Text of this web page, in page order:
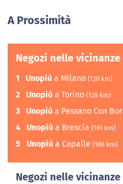
A Prossimità
Negozi nelle
1 Unopiù a Milano (120 km)
2 Unopiù a Torino (128 km)
3 Unopiù a Pessano Con
4 Unopiù a Brescia (161 km)
5 Unopiù a Capalle (186 km)
Negozi nelle vicinanze